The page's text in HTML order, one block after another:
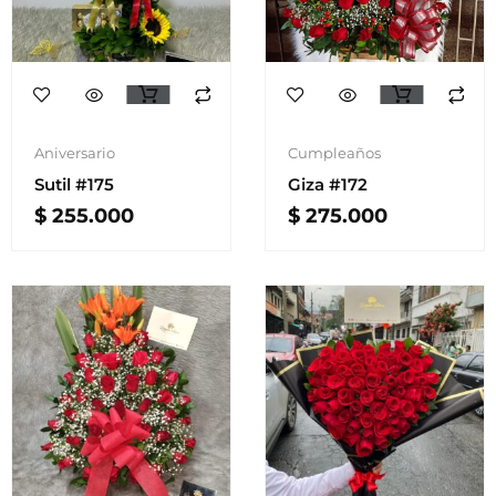
Aniversario
Sutil #175
$ 255.000
Cumpleaños
Giza #172
$ 275.000